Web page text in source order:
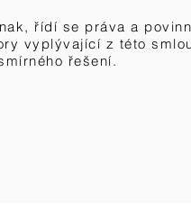
řídí se práva a
vyplývající z této
řešení.